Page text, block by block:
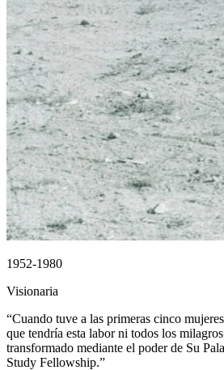
1952-1980
Visionaria
“Cuando tuve a las primeras cinco
que tendría esta labor ni todos los
transformado mediante el poder de Su
Study Fellowship.”